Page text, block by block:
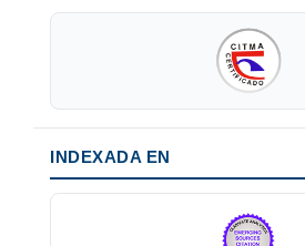
INDEXADA EN